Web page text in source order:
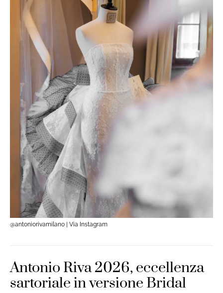
@antoniorivamilano | Via Instagram
Antonio Riva 2026, eccellenza
sartoriale in versione Bridal